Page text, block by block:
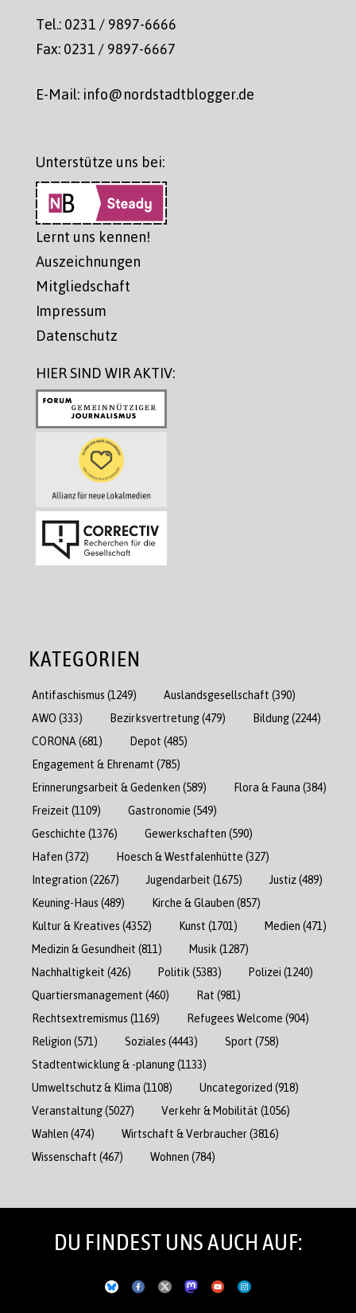
Tel.: 0231 / 9897-6666
Fax: 0231 / 9897-6667
E-Mail: info@nordstadtblogger.de
Unterstütze uns bei:
Lernt uns kennen!
Auszeichnungen
Mitgliedschaft
Impressum
Datenschutz
HIER SIND WIR AKTIV:
KATEGORIEN
Antifaschismus (1249) Auslandsgesellschaft (390)
AWO (333) Bezirksvertretung(479) Bildung(2244)
CORONA(681) Depot (485)
Engagement & Ehrenamt (785)
Erinnerungsarbeit & Gedenken (589) Flora & Fauna (384)
Freizeit (1109) Gastronomie (549)
Geschichte (1376) Gewerkschaften (590)
Hafen (372) Hoesch & Westfalenhütte (327)
Integration (2267) Jugendarbeit (1675) Justiz(489)
Keuning-Haus (489) Kirche & Glauben (857)
Kultur & Kreatives (4352) Kunst (1701) Medien (471)
Medizin & Gesundheit (811) Musik(1287)
Nachhaltigkeit (426) Politik(5383) Polizei (1240)
Quartiersmanagement (460) Rat (981)
Rechtsextremismus (1169) Refugees Welcome (904)
Religion (571) Soziales (4443) Sport (758)
Stadtentwicklung & -planung(1133)
Umweltschutz & Klima (1108) Uncategorized (918)
Veranstaltung(5027) Verkehr & Mobilität (1056)
Wahlen (474) Wirtschaft & Verbraucher(3816)
Wissenschaft (467) Wohnen (784)
DU FINDEST UNS AUCH AUF: